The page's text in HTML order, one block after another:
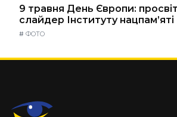
9 травня День Європи:
слайдер Інституту нацпам’яті
# ФОТО